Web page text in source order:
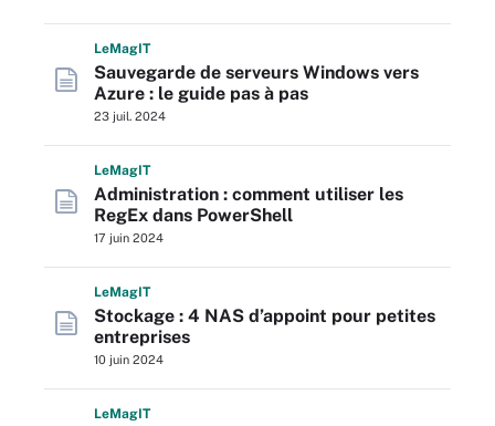
LeMagIT
Sauvegarde de serveurs Windows vers
Azure : le guide pas à pas
23 juil. 2024
LeMagIT
Administration : comment utiliser les
RegEx dans PowerShell
17 juin 2024
LeMagIT
Stockage : 4 NAS d’appoint pour petites
entreprises
10 juin 2024
LeMagIT